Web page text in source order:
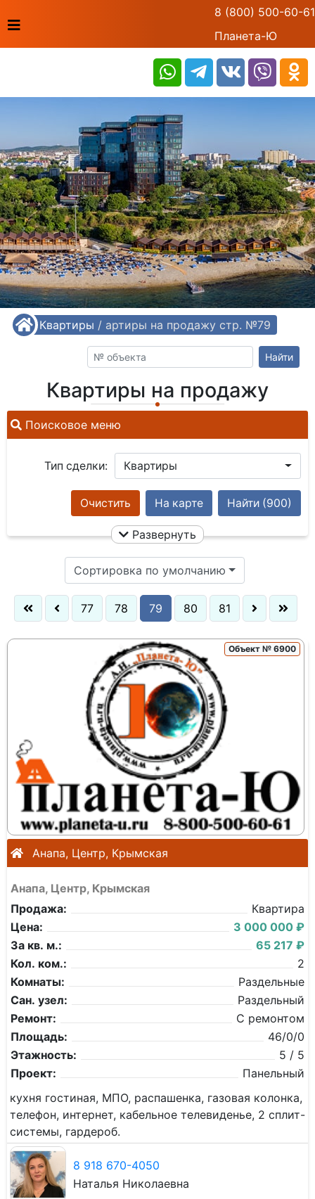
8 (800) 500-60-61
Планета-Ю
/ Квартиры /
Квартиры на продажу стр. №79
Найти
Квартиры на продажу
Поисковое меню
Тип сделки: Квартиры
Найти (900)
На карте
Очистить
Развернуть
Сортировка по умолчанию
77 78 79 80 81
Объект № 6900
Анапа, Центр, Крымская
Анапа, Центр, Крымская
Продажа:
Квартира
Цена:
3 000 000 ₽
За кв. м.:
65 217 ₽
Кол. ком.:
2
Комнаты:
Раздельные
Сан. узел:
Раздельный
Ремонт:
С ремонтом
Площадь:
46/0/0
Этажность:
5 / 5
Проект:
Панельный
кухня гостиная, МПО, распашенка, газовая колонка,
телефон, интернет, кабельное телевиденье, 2 сплит-
системы, гардероб.
8 918 670-4050
Наталья Николаевна